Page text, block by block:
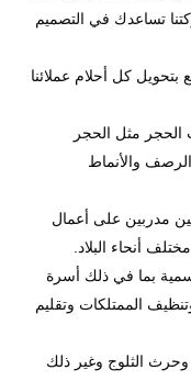
تساعدك في التصميم
بتحويل كل أحلام عملائنا
الحجر مثل الحجر
والأنماط
مدربين على أعمال
أنحاء البلاد.
بما في ذلك أسرة
الممتلكات وتقليم
الثلوج وغير ذلك